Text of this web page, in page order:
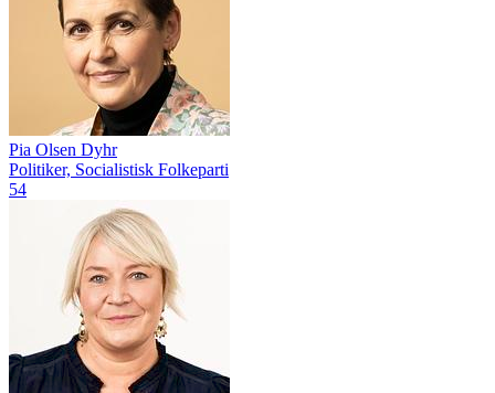
Pia Olsen Dyhr
Politiker, Socialistisk Folkeparti
54